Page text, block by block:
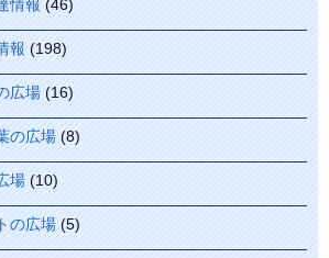
情報 (46)
報 (198)
広場 (16)
の広場 (8)
場 (10)
の広場 (5)